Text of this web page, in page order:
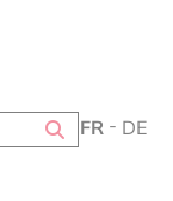
FR DE